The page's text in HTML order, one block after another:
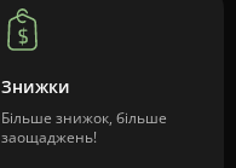
Знижки
Більше знижок, більше
заощаджень!